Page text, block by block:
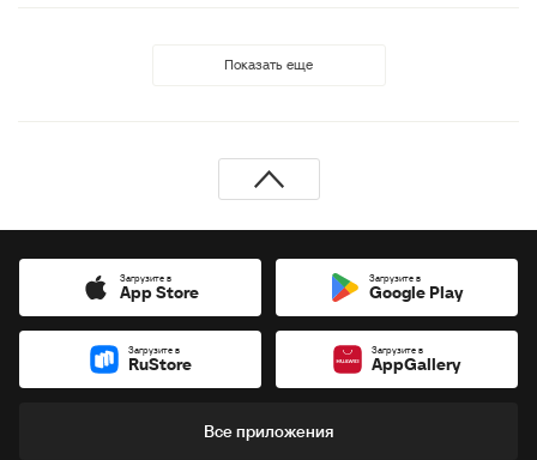
Показать еще
Загрузите в
App Store
Загрузите в
Google Play
Загрузите в
RuStore
Загрузите в
AppGallery
Все приложения